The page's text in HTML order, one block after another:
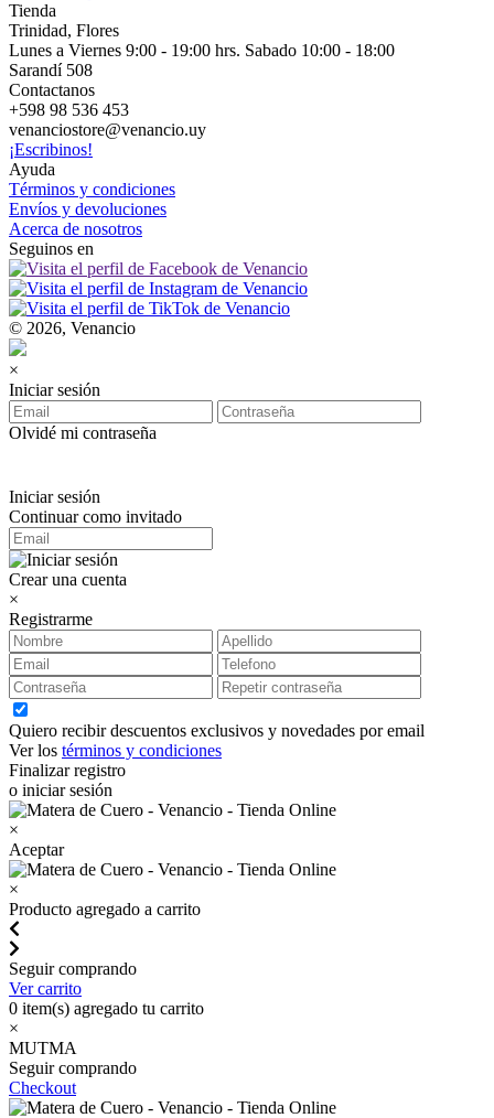
Tienda
Trinidad, Flores
Lunes a Viernes 9:00 - 19:00 hrs. Sabado 10:00 - 18:00
Sarandí 508
Contactanos
+598 98 536 453
venanciostore@venancio.uy
¡Escribinos!
Ayuda
Términos y condiciones
Envíos y devoluciones
Acerca de nosotros
Seguinos en
© 2026, Venancio
×
Iniciar sesión
Olvidé mi contraseña
Iniciar sesión
Continuar como invitado
Crear una cuenta
×
Registrarme
Quiero recibir descuentos exclusivos y novedades por email
Ver los términos y condiciones
Finalizar registro
o iniciar sesión
×
Aceptar
×
Producto agregado a carrito
Seguir comprando
Ver carrito
0 item(s) agregado tu carrito
×
MUTMA
Seguir comprando
Checkout